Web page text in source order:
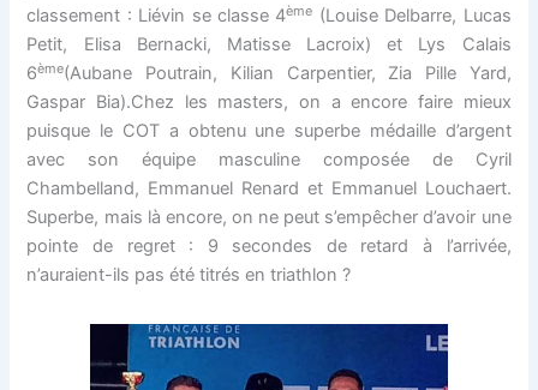
classement : Liévin se classe 4ème (Louise Delbarre, Lucas
Petit, Elisa Bernacki, Matisse Lacroix) et Lys Calais
6ème(Aubane Poutrain, Kilian Carpentier, Zia Pille Yard,
Gaspar Bia).Chez les masters, on a encore faire mieux
puisque le COT a obtenu une superbe médaille d’argent
avec son équipe masculine composée de Cyril
Chambelland, Emmanuel Renard et Emmanuel Louchaert.
Superbe, mais là encore, on ne peut s’empêcher d’avoir une
pointe de regret : 9 secondes de retard à l’arrivée,
n’auraient-ils pas été titrés en triathlon ?